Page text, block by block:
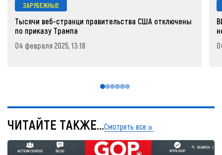
ЗАРУБЕЖНЫЕ
Тысячи веб-странци правительства США отключены
по приказу Трампа
04 февраля 2025, 13:18
ЧИТАЙТЕ ТАКЖЕ...Смотреть все